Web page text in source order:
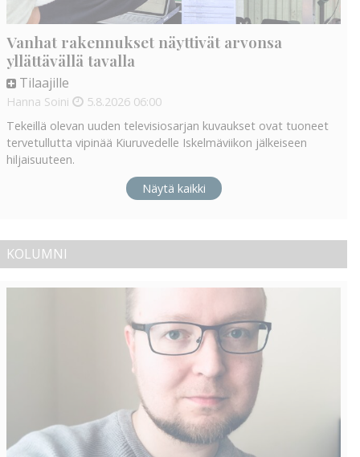
Vanhat rakennukset näyttivät arvonsa
yllättävällä tavalla
Tilaajille
Hanna Soini 5.8.2026 06:00
Tekeillä olevan uuden televisiosarjan kuvaukset ovat tuoneet
tervetullutta vipinää Kiuruvedelle Iskelmäviikon jälkeiseen
hiljaisuuteen.
Näytä kaikki
KOLUMNI